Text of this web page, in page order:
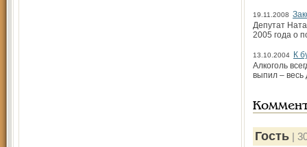
19.11.2008
Депутат
2005 года о
13.10.2004
К
Алкоголь
выпил – весь
Гость |